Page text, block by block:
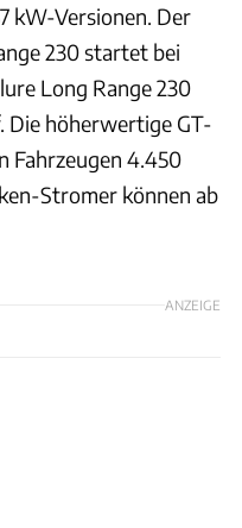
kW-Versionen. Der
230 startet bei
Long Range 230
Die höherwertige GT-
Fahrzeugen 4.450
Stromer können ab
ANZEIGE